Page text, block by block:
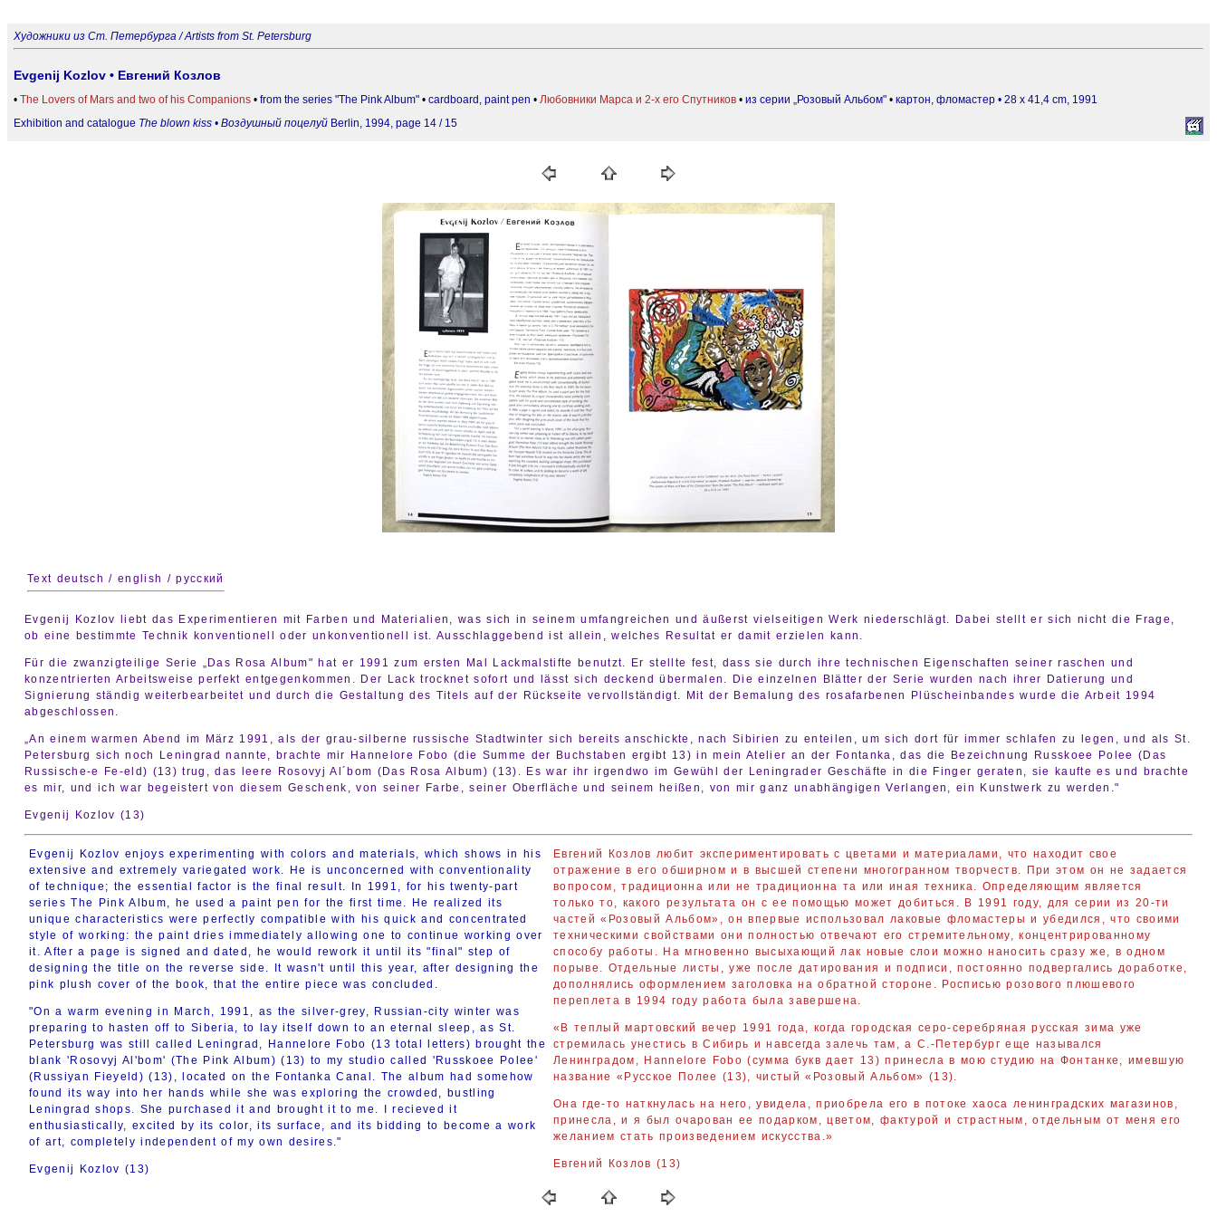
Художники из Ст. Петербурга / Аrtists from St. Petersburg
Evgenij Kozlov • Евгений Козлов
• Тhe Lovers of Mars and two of his Companions • from the series "The Pink Album" • cardboard, paint pen • Любовники Марса и 2-х его Спутников • из серии „Розовый Альбом" • картон, фломастер • 28 x 41,4 cm, 1991
Exhibition and catalogue The blown kiss • Воздушный поцелуй Berlin, 1994, page 14 / 15
Text deutsch / english / русский
Evgenij Kozlov liebt das Experimentieren mit Farben und Materialien, was sich in seinem umfangreichen und äußerst vielseitigen Werk niederschlägt. Dabei stellt er sich nicht die Frage,
ob eine bestimmte Technik konventionell oder unkonventionell ist. Ausschlaggebend ist allein, welches Resultat er damit erzielen kann.
Für die zwanzigteilige Serie „Das Rosa Album" hat er 1991 zum ersten Mal Lackmalstifte benutzt. Er stellte fest, dass sie durch ihre technischen Eigenschaften seiner raschen und
konzentrierten Arbeitsweise perfekt entgegenkommen. Der Lack trocknet sofort und lässt sich deckend übermalen. Die einzelnen Blätter der Serie wurden nach ihrer Datierung und
Signierung ständig weiterbearbeitet und durch die Gestaltung des Titels auf der Rückseite vervollständigt. Mit der Bemalung des rosafarbenen Plüscheinbandes wurde die Arbeit 1994
abgeschlossen.
„An einem warmen Abend im März 1991, als der grau-silberne russische Stadtwinter sich bereits anschickte, nach Sibirien zu enteilen, um sich dort für immer schlafen zu legen, und als St.
Petersburg sich noch Leningrad nannte, brachte mir Hannelore Fobo (die Summe der Buchstaben ergibt 13) in mein Atelier an der Fontanka, das die Bezeichnung Russkoee Polee (Das
Russische-e Fe-eld) (13) trug, das leere Rosovyj Al´bom (Das Rosa Album) (13). Es war ihr irgendwo im Gewühl der Leningrader Geschäfte in die Finger geraten, sie kaufte es und brachte
es mir, und ich war begeistert von diesem Geschenk, von seiner Farbe, seiner Oberfläche und seinem heißen, von mir ganz unabhängigen Verlangen, ein Kunstwerk zu werden."
Evgenij Kozlov (13)
Evgenij Kozlov enjoys experimenting with colors and materials, which shows in his
extensive and extremely variegated work. He is unconcerned with conventionality
of technique; the essential factor is the final result. In 1991, for his twenty-part
series The Pink Album, he used a paint pen for the first time. He realized its
unique characteristics were perfectly compatible with his quick and concentrated
style of working: the paint dries immediately allowing one to continue working over
it. After a page is signed and dated, he would rework it until its "final" step of
designing the title on the reverse side. It wasn't until this year, after designing the
pink plush cover of the book, that the entire piece was concluded.
"On a warm evening in March, 1991, as the silver-grey, Russian-city winter was
preparing to hasten off to Siberia, to lay itself down to an eternal sleep, as St.
Petersburg was still called Leningrad, Hannelore Fobo (13 total letters) brought the
blank 'Rosovyj Al'bom' (The Pink Album) (13) to my studio called 'Russkoee Polee'
(Russiyan Fieyeld) (13), located on the Fontanka Canal. The album had somehow
found its way into her hands while she was exploring the crowded, bustling
Leningrad shops. She purchased it and brought it to me. I recieved it
enthusiastically, excited by its color, its surface, and its bidding to become a work
of art, completely independent of my own desires."
Evgenij Kozlov (13)
Евгений Козлов любит экспериментировать с цветами и материалами, что находит свое
отражение в его обширном и в высшей степени многогранном творчеств. При этом он не задается
вопросом, традиционна или не традиционна та или иная техника. Определяющим является
только то, какого результата он с ее помощью может добиться. В 1991 году, для серии из 20-ти
частей «Розовый Альбом», он впервые использовал лаковые фломастеры и убедился, что своими
техническими свойствами они полностью отвечают его стремительному, концентрированному
способу работы. На мгновенно высыхающий лак новые слои можно наносить сразу же, в одном
порыве. Отдельные листы, уже после датирования и подписи, постоянно подвергались доработке,
дополнялись оформлением заголовка на обратной стороне. Росписью розового плюшевого
переплета в 1994 году работа была завершена.
«В теплый мартовский вечер 1991 года, когда городская серо-серебряная русская зима уже
стремилась унестись в Сибирь и навсегда залечь там, а С.-Петербург еще назывался
Ленинградом, Hannelore Fobo (сумма букв дает 13) принесла в мою студию на Фонтанке, имевшую
название «Русское Полее (13), чистый «Розовый Альбом» (13).
Она где-то наткнулась на него, увидела, приобрела его в потоке хаоса ленинградских магазинов,
принесла, и я был очарован ее подарком, цветом, фактурой и страстным, отдельным от меня его
желанием стать произведением искусства.»
Евгений Козлов (13)